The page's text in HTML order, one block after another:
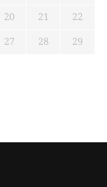
20 21
22
27 28
29